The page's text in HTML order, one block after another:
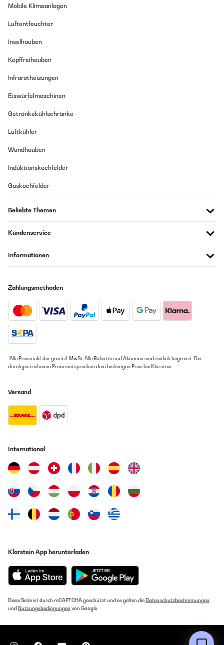
Mobile Klimaanlagen
Luftentfeuchter
Inselhauben
Kopffreihauben
Infrarotheizungen
Eiswürfelmaschinen
Getränkekühlschränke
Luftkühler
Wandhauben
Induktionskochfelder
Gaskochfelder
Beliebte Themen
Kundenservice
Informationen
Zahlungsmethoden
*Alle Preise inkl. der gesetzl. MwSt. Alle Rabatte und Aktionen sind zeitlich begrenzt. Die
durchgestrichenen Preise entsprechen dem bisherigen Preis bei Klarstein.
Versand
International
Klarstein App herunterladen
Diese Seite ist durch reCAPTCHA geschützt und es gelten die Datenschutzbestimmungen
und Nutzungsbedingungen von Google.